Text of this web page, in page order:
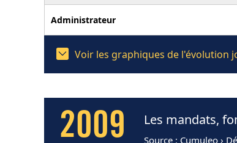
Administrateur
Voir les graphiques de l'évolution
2009 Les mandats,
Source : Cumuleo ›